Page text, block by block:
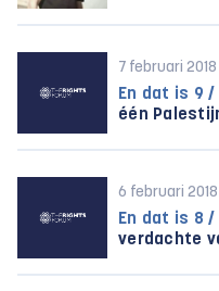
7 februari 2018
En dat is 9 /
één
6 februari 2018
En dat is 8 /
verdachte